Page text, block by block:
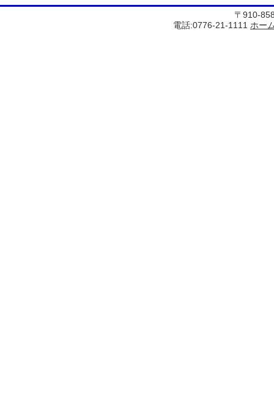
〒910-
電話:0776-21-1111 ホー